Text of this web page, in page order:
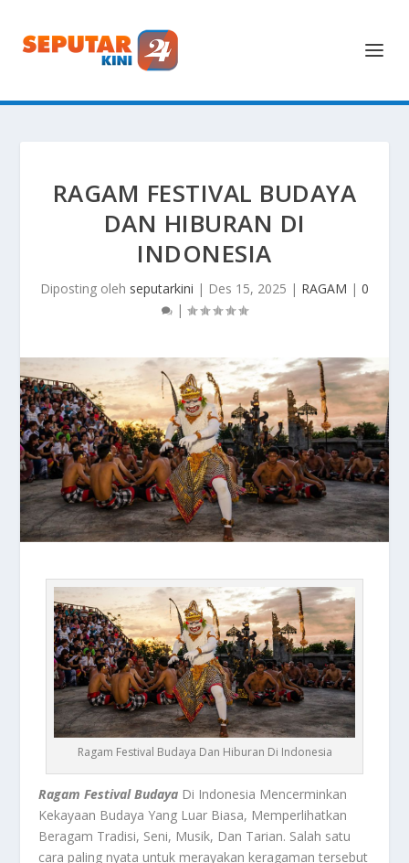
RAGAM FESTIVAL BUDAYA
DAN HIBURAN DI
INDONESIA
Diposting oleh seputarkini | Des 15, 2025 | RAGAM | 0
|
Ragam Festival Budaya Dan Hiburan Di Indonesia
Ragam Festival Budaya Di Indonesia Mencerminkan
Kekayaan Budaya Yang Luar Biasa, Memperlihatkan
Beragam Tradisi, Seni, Musik, Dan Tarian. Salah satu
cara paling nyata untuk merayakan keragaman tersebut